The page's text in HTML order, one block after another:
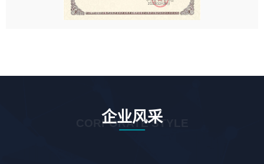
企业风采
CORPORATE STYLE